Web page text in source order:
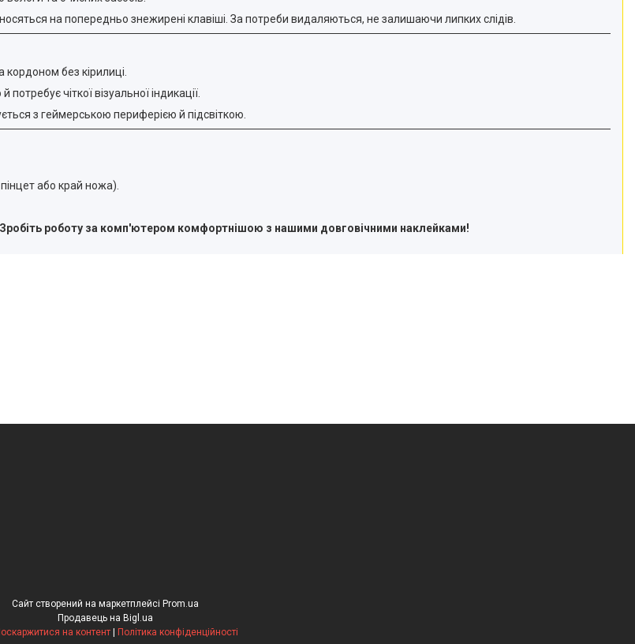
на попередньо знежирені клавіші. За потреби видаляються, не залишаючи липких слідів.
без кірилиці.
чіткої візуальної індикації.
з геймерською периферією й підсвіткою.
або край ножа).
Зробіть роботу за комп'ютером комфортнішою з нашими довговічними наклейками!
Сайт створений на маркетплейсі Prom.ua
Продавець на Bigl.ua
на контент | Політика конфіденційності